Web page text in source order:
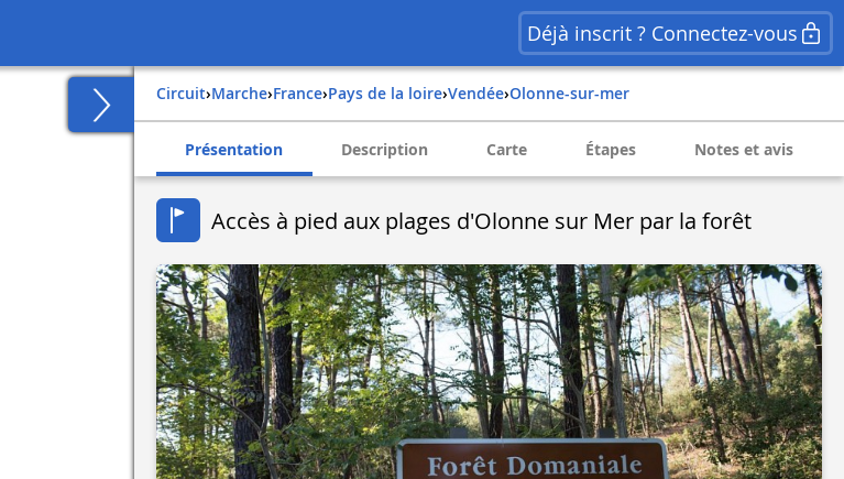
Déjà inscrit ? Connectez-vous
Circuit› Marche› france› pays de la loire› vendée› olonne-sur-mer
Présentation Description Carte Étapes Notes et avis
Accès à pied aux plages d'Olonne sur Mer par la forêt